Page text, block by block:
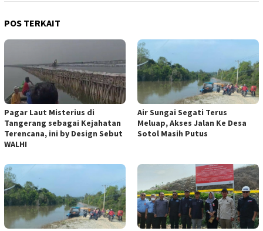
POS TERKAIT
Pagar Laut Misterius di
Tangerang sebagai Kejahatan
Terencana, ini by Design Sebut
WALHI
Air Sungai Segati Terus
Meluap, Akses Jalan Ke Desa
Sotol Masih Putus